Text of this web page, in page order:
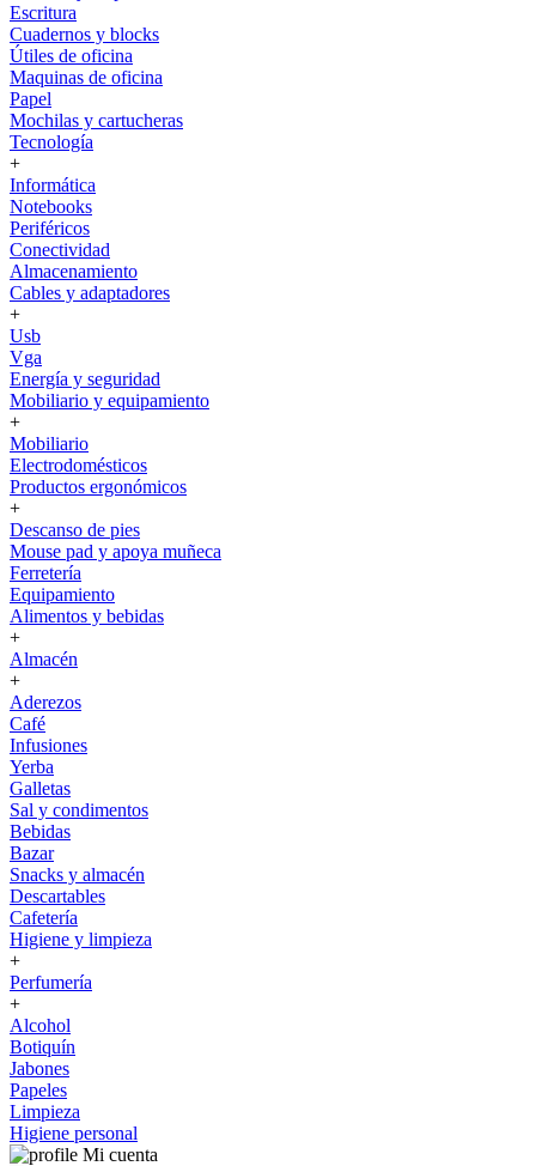
Escritura
Cuadernos y blocks
Útiles de oficina
Maquinas de oficina
Papel
Mochilas y cartucheras
Tecnología
+
Informática
Notebooks
Periféricos
Conectividad
Almacenamiento
Cables y adaptadores
+
Usb
Vga
Energía y seguridad
Mobiliario y equipamiento
+
Mobiliario
Electrodomésticos
Productos ergonómicos
+
Descanso de pies
Mouse pad y apoya muñeca
Ferretería
Equipamiento
Alimentos y bebidas
+
Almacén
+
Aderezos
Café
Infusiones
Yerba
Galletas
Sal y condimentos
Bebidas
Bazar
Snacks y almacén
Descartables
Cafetería
Higiene y limpieza
+
Perfumería
+
Alcohol
Botiquín
Jabones
Papeles
Limpieza
Higiene personal
Mi cuenta